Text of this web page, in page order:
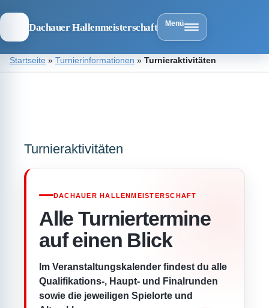
Dachauer Hallenmeisterschaft Menü
ZumStartseite » Turnierinformationen » Turnieraktivitäten
Turnieraktivitäten
DACHAUER HALLENMEISTERSCHAFT
Alle Turniertermine
auf einen Blick
Im Veranstaltungskalender findest du alle
Qualifikations-, Haupt- und Finalrunden
sowie die jeweiligen Spielorte und